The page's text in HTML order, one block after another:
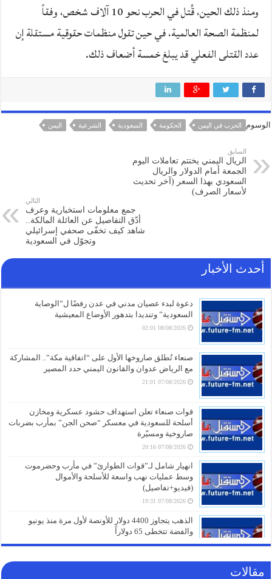
ومنذ ذلك الحين، قُتل في الحرب نحو 10 آلاف شخص، وفقاً
لمنظمة الصحة العالمية، في حين تقول منظمات حقوقية مستقلة إن
عدد القتلى الفعلي قد يبلغ خمسة أضعاف ذلك.
الوسوم الحرب في اليمن الحكومة السعودية الشرعية اليمن
السابق
الريال اليمني يختتم تعاملات اليوم
الجمعة أمام الدولار والريال
السعودي بهذا السعر (آخر تحديث
لأسعار الصرف)
التالي
جمع معلومات استخبارية وعرف
أدّق التفاصيل عن العائلة المالكة..
شاهد كيف تخفّى صحفي إسرائيلي
وتجوّل في السعودية
أحدث الأخبار
دعوة لبدء عصيان مدني في عدن رفضًا ل”الوصاية
السعودية” وتنديدا بتدهور الأوضاع المعيشية
08/08/2026 02:01
صنعاء تُطلق صاروخها الأول على “اتفاقية مكة”.. المشاركة
مع الرياض عدوان والقانون اليمني حدد المصير
07/08/2026 21:01
قوات صنعاء تعلن استهداف حشود عسكرية ومخازن
أسلحة للسعودية في معسكر “صحن الجن” بمأرب بضربات
صاروخية ومسيّرة
07/08/2026 20:16
انهيار شامل لـ”قوات الطوارئ” في مأرب وحضرموت
وسط عمليات نهب واسعة للأسلحة والأموال
(فيديو+تفاصيل)
07/08/2026 19:31
الذهب يتجاوز 4400 دولار للأونصة لأول مرة منذ يونيو
والفضة تتخطى 65 دولاراً
07/08/2026 19:01
مقالات